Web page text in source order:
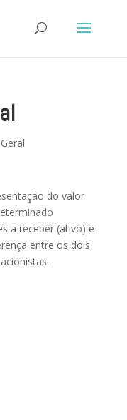
Geral
do valor
a receber (ativo) e
entre os dois